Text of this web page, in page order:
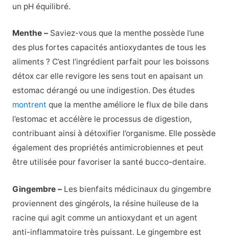
un pH équilibré.
Menthe –Saviez-vous que la menthe possède l’une
des plus fortes capacités antioxydantes de tous les
aliments ? C’est l’ingrédient parfait pour les boissons
détox car elle revigore les sens tout en apaisant un
estomac dérangé ou une indigestion. Des études
montrent que la menthe améliore le flux de bile dans
l’estomac et accélère le processus de digestion,
contribuant ainsi à détoxifier l’organisme. Elle possède
également des propriétés antimicrobiennes et peut
être utilisée pour favoriser la santé bucco-dentaire.
Gingembre –Les bienfaits médicinaux du gingembre
proviennent des gingérols, la résine huileuse de la
racine qui agit comme un antioxydant et un agent
anti-inflammatoire très puissant. Le gingembre est